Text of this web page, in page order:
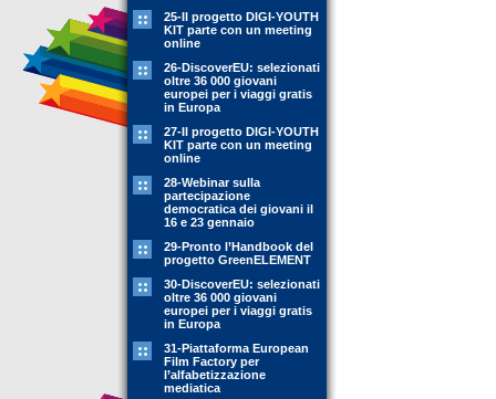
25-Il progetto DIGI-YOUTH
KIT parte con un meeting
online
26-DiscoverEU: selezionati
oltre 36 000 giovani
europei per i viaggi gratis
in Europa
27-Il progetto DIGI-YOUTH
KIT parte con un meeting
online
28-Webinar sulla
partecipazione
democratica dei giovani il
16 e 23 gennaio
29-Pronto l’Handbook del
progetto GreenELEMENT
30-DiscoverEU: selezionati
oltre 36 000 giovani
europei per i viaggi gratis
in Europa
31-Piattaforma European
Film Factory per
l’alfabetizzazione
mediatica